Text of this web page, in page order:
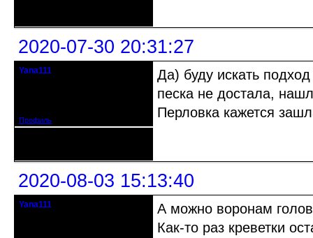
2020-07-30 20:31:27
Yana111
Профиль
Да) буду искать
песка не достала,
Перловка кажется
2020-08-03 15:13:40
Yana111
А можно воронам
Как-то раз креветки